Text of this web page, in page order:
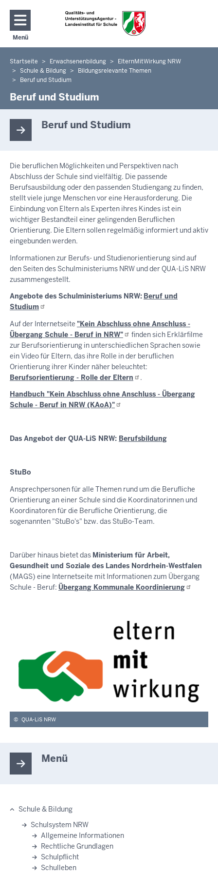
Direkt zum Inhalt
Menü
Navigation aktivieren/deaktivieren: Hauptmenü
Sie
befinden
hier
Startseite Erwachsenenbildung
ElternMitWirkung NRW
Schule & Bildung
Bildungsrelevante Themen
Beruf und Studium
Beruf und Studium
Beruf und Studium
Die beruflichen Möglichkeiten und Perspektiven nach
Abschluss der Schule sind vielfältig. Die passende
Berufsausbildung oder den passenden Studiengang zu finden,
stellt viele junge Menschen vor eine Herausforderung. Die
Einbindung von Eltern als Experten ihres Kindes ist ein
wichtiger Bestandteil einer gelingenden Beruflichen
Orientierung. Die Eltern sollen regelmäßig informiert und aktiv
eingebunden werden.
Informationen zur Berufs- und Studienorientierung sind auf
den Seiten des Schulministeriums NRW und der QUA-LiS NRW
zusammengestellt.
Angebote des Schulministeriums NRW: Beruf und
Studium
Auf der Internetseite "Kein Abschluss ohne Anschluss -
Übergang Schule - Beruf in NRW"
finden sich Erklärfilme
zur Berufsorientierung in unterschiedlichen Sprachen sowie
ein Video für Eltern, das ihre Rolle in der beruflichen
Orientierung ihrer Kinder näher beleuchtet:
Berufsorientierung - Rolle der Eltern
.
Handbuch "Kein Abschluss ohne Anschluss - Übergang
Schule - Beruf in NRW (KAoA)"
Das Angebot der QUA-LiS NRW: Berufsbildung
StuBo
Ansprechpersonen für alle Themen rund um die Berufliche
Orientierung an einer Schule sind die Koordinatorinnen und
Koordinatoren für die Berufliche Orientierung, die
sogenannten "StuBo's" bzw. das StuBo-Team.
Darüber hinaus bietet das Ministerium für Arbeit,
Gesundheit und Soziale des Landes Nordrhein-Westfalen
(MAGS) eine Internetseite mit Informationen zum Übergang
Schule - Beruf: Übergang Kommunale Koordinierung
© QUA-LiS NRW
Menü
Hauptnavigation
Schule & Bildung
Schulsystem NRW
Allgemeine Informationen
Rechtliche Grundlagen
Schulpflicht
Schulleben